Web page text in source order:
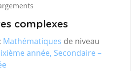
complexes
Mathématiques de niveau
année, Secondaire –